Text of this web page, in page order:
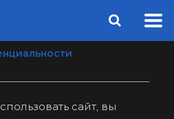
сайт, вы